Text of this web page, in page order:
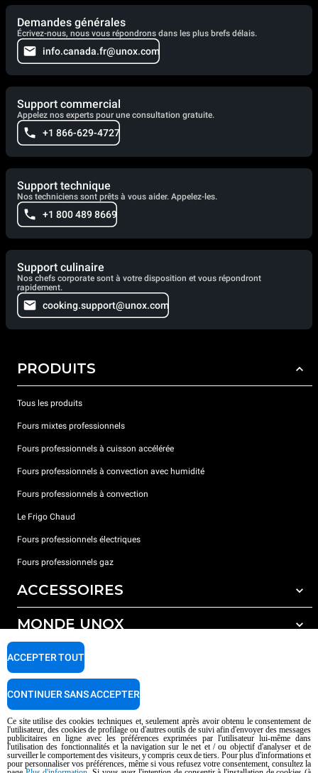
Demandes générales
Écrivez-nous, nous vous répondrons dans les plus brefs délais.
info.canada.fr@unox.com
Support commercial
Appelez nos experts pour une consultation gratuite.
+1 866-629-4727
Support technique
Nos techniciens sont prêts à vous aider. Appelez-les.
+1 800 489 8669
Support culinaire
Nos chefs corporate sont à votre disposition et vous répondront
rapidement.
cooking.support@unox.com
PRODUITS
Tous les produits
Fours mixtes professionnels
Fours professionnels à cuisson accélérée
Fours professionnels à convection avec humidité
Fours professionnels à convection
Le Frigo Chaud
Fours professionnels électriques
Fours professionnels gaz
ACCESSOIRES
Tous les accessoires
Détergents pour lavage automatique
Détergents pour lavage manuel
Traitement de l'eau avec filtres à résine
MONDE UNOX
Nos bureaux dans le monde
SUPPORT
Garantie Unox
Trouver les Centres SAV
AI Content Disclaimer Privacy policy Cookie policy
Ce site utilise des cookies techniques et, seulement après avoir obtenu le consentement de
l'utilisateur, des cookies de profilage ou d'autres outils de suivi afin d'envoyer des messages
publicitaires en ligne avec les préférences exprimées par l'utilisateur lui-même dans
l'utilisation des fonctionnalités et la navigation sur le net et / ou objectif d'analyser et de
surveiller le comportement des visiteurs, y compris ceux de tiers. Pour plus d'informations et
pour personnaliser vos préférences, même si vous refusez votre consentement, consultez la
ACCEPTER TOUT
CONTINUER SANS ACCEPTER